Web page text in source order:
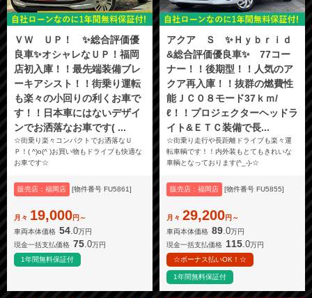
ＶＷ ＵＰ！ ✨総合評価優
良車✨オシャレなＵＰ！福岡
店初入庫！！最先端装備ブレ
ーキアシスト！！街乗り運転
も楽々の小回りの利くお車で
す！！日本車にはないデザイ
ンでお洒落なお車です( ...
☆街乗り楽々コンパクトでお洒落なＵ
Ｐ！( ^)o(^ )お買い物もドライブも快適な
お車です☆
販売店：福岡店 [物件番号 FU5861]
月々 19,000円～
車両本体価格 54.0万円
現金一括支払価格 75 .0万円
1年間無料保証付
アクア Ｓ ✨Ｈｙｂｒｉｄ
&総合評価優良車✨ 77コー
ナー！！後期型！！人気のア
クア再入庫！！抜群の燃費性
能ＪＣ０８モード37ｋｍ/
ℓ！！プロジェクターヘッドラ
イト&ＥＴＣ装備で長...
☆街乗り走行や長距離ドライブも楽々運
転車輌です！！内外装もとてもきれいな
車輌となっております(^_-)-☆
販売店：福岡店 [物件番号 FU5855]
月々 29,200円～
車両本体価格 89.0万円
現金一括支払価格 115 .0万円
☆ボーナス払いOK！☆
1年間無料保証付